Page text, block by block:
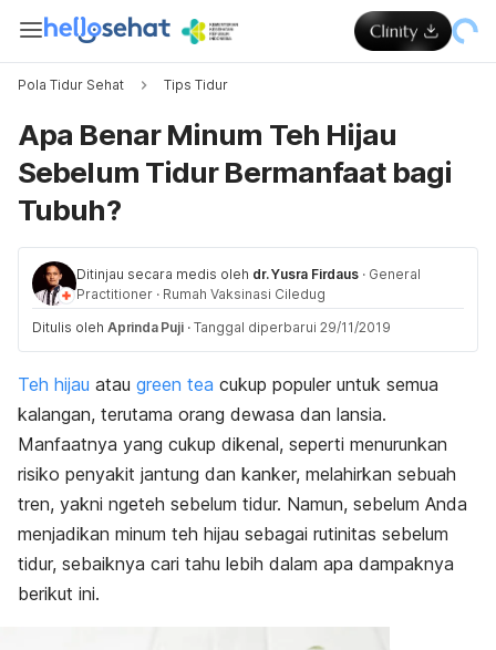
Pola Tidur Sehat Tips Tidur
Apa Benar Minum Teh Hijau
Sebelum Tidur Bermanfaat bagi
Tubuh?
Ditinjau secara medis oleh dr. Yusra Firdaus · General
Practitioner · Rumah Vaksinasi Ciledug
Ditulis oleh Aprinda Puji · Tanggal diperbarui 29/11/2019
Teh hijau atau green tea cukup populer untuk semua
kalangan, terutama orang dewasa dan lansia.
Manfaatnya yang cukup dikenal, seperti menurunkan
risiko penyakit jantung dan kanker, melahirkan sebuah
tren, yakni ngeteh sebelum tidur. Namun, sebelum Anda
menjadikan minum teh hijau sebagai rutinitas sebelum
tidur, sebaiknya cari tahu lebih dalam apa dampaknya
berikut ini.